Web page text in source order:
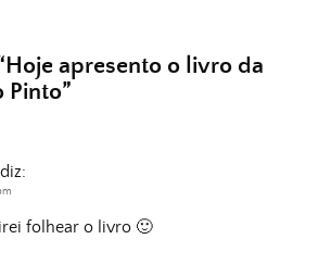
Hoje apresento o livro da
Pinto”
diz:
folhear o livro 🙂